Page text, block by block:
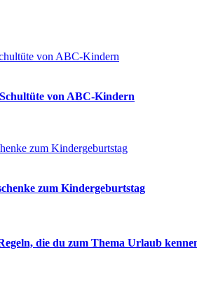
von ABC-Kindern
zum Kindergeburtstag
die du zum Thema Urlaub